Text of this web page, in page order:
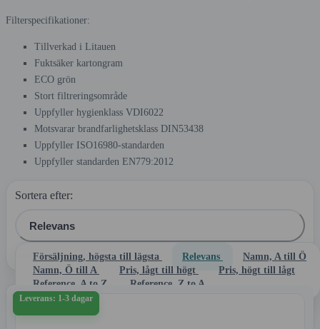
Filterspecifikationer:
Tillverkad i Litauen
Fuktsäker kartongram
ECO grön
Stort filtreringsområde
Uppfyller hygienklass VDI6022
Motsvarar brandfarlighetsklass DIN53438
Uppfyller ISO16980-standarden
Uppfyller standarden EN779:2012
Det finns 172 produkter.
Sortera efter:
Relevans
Försäljning, högsta till lägsta Relevans
Namn, A till Ö
Namn, Ö till A
Pris, lågt till högt
Pris, högt till lågt
Reference, A to Z
Reference, Z to A
Leverans: 1-3 dagar